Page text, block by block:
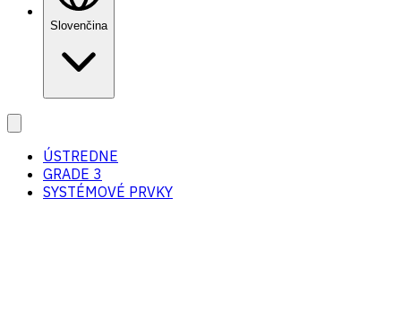
Slovenčina
ÚSTREDNE
GRADE 3
SYSTÉMOVÉ PRVKY